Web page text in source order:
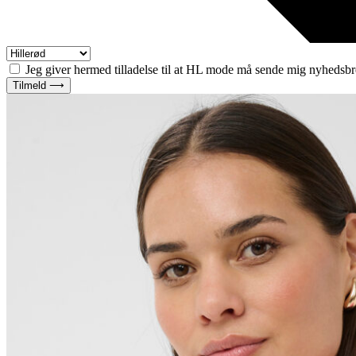
Jeg giver hermed tilladelse til at HL mode må sende mig
Tilmeld ⟶